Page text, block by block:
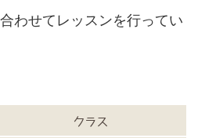
わせてレッスンを行ってい
クラス